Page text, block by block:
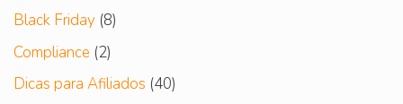
Black Friday (8)
Compliance (2)
Dicas para Afiliados (40)